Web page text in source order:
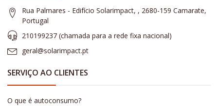
Rua Palmares - Edifício Solarimpact, , 2680-159 Camarate,
Portugal
210199237 (​chamada para a rede fixa nacional)
geral@solarimpact.pt
SERVIÇO AO CLIENTES
O que é autoconsumo?